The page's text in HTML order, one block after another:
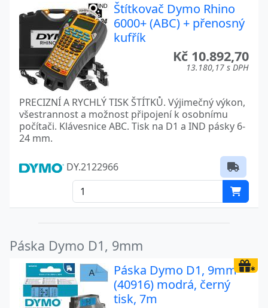
Štítkovač Dymo Rhino
6000+ (ABC) + přenosný
kufřík
Kč 10.892,70
13.180,17 s DPH
PRECIZNÍ A RYCHLÝ TISK ŠTÍTKŮ. Výjimečný výkon,
všestrannost a možnost připojení k osobnímu
počítači. Klávesnice ABC. Tisk na D1 a IND pásky 6-
24 mm.
DY.2122966
Páska Dymo D1, 9mm
Páska Dymo D1, 9mm
(40916) modrá, černý
tisk, 7m